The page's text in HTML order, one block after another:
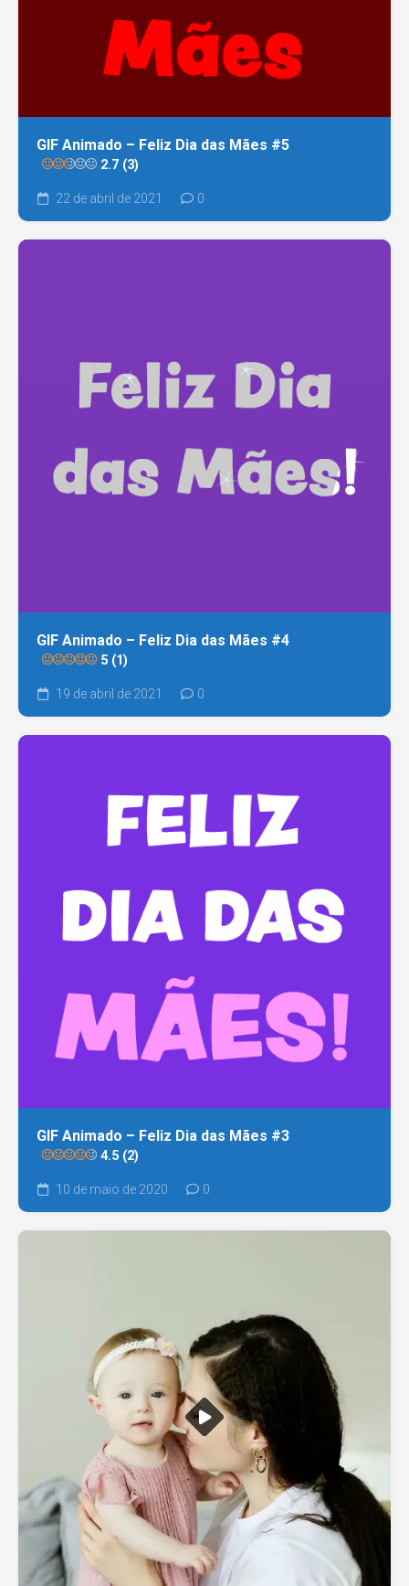
GIF Animado – Feliz Dia das Mães #5
2.7 (3)
22 de abril de 2021 0
GIF Animado – Feliz Dia das Mães #4
5 (1)
19 de abril de 2021 0
GIF Animado – Feliz Dia das Mães #3
4.5 (2)
10 de maio de 2020 0